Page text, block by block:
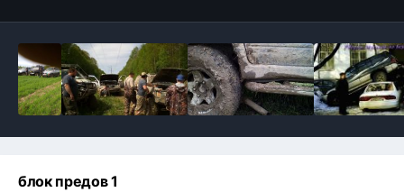
блок предов 1